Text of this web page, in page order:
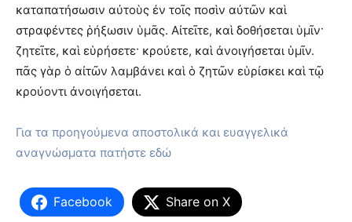
καταπατήσωσιν αὐτοὺς ἐν τοῖς ποσὶν αὐτῶν καὶ
στραφέντες ῥήξωσιν ὑμᾶς. Αἰτεῖτε, καὶ δοθήσεται ὑμῖν·
ζητεῖτε, καὶ εὑρήσετε· κρούετε, καὶ ἀνοιγήσεται ὑμῖν.
πᾶς γὰρ ὁ αἰτῶν λαμβάνει καὶ ὁ ζητῶν εὑρίσκει καὶ τῷ
κρούοντι ἀνοιγήσεται.
Για τα προηγούμενα αποστολικά και ευαγγελικά
αναγνώσματα πατήστε εδώ
Facebook Share on X